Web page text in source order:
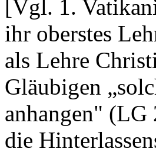
[Vgl. 1.
ihr oberstes
als Lehre
Gläubigen
anhangen"
die